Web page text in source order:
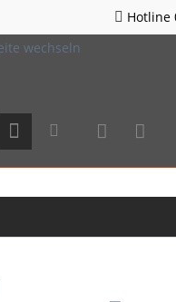
Hotline 05963 - 982823